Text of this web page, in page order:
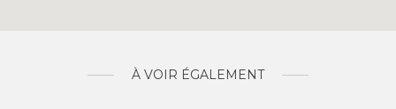
À VOIR ÉGALEMENT